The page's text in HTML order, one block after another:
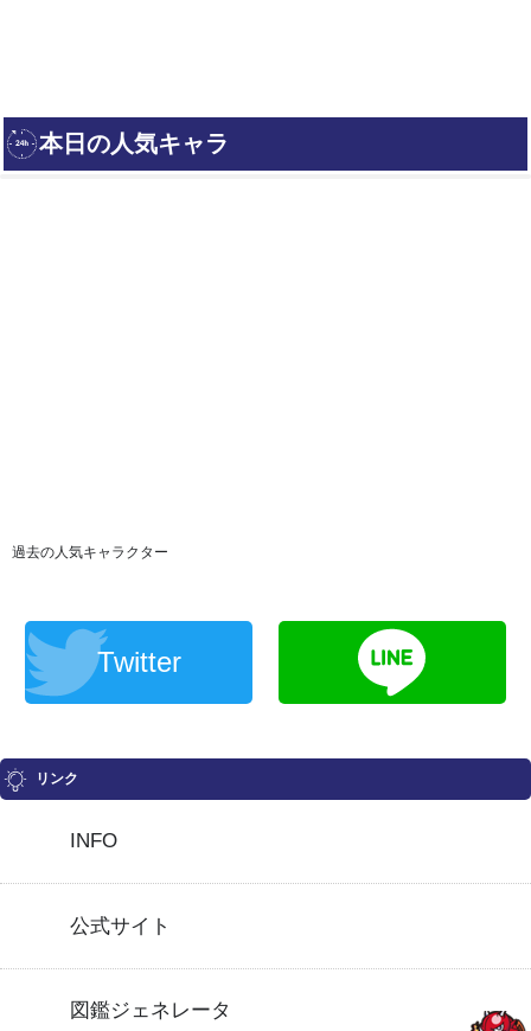
過去の人気キャラクター
Twitter
リンク
INFO
公式サイト
図鑑ジェネレータ